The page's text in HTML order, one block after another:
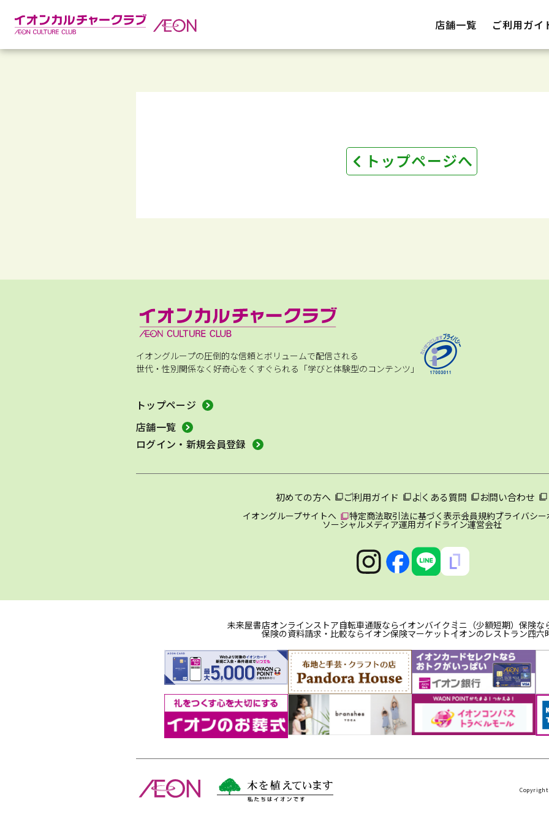
店舗一覧 ご利用ガイ
トップページへ
イオングループの圧倒的な信頼とボリュームで配信される
世代・性別関係なく好奇心をくすぐられる「学びと体験型のコンテンツ」
トップページ
店舗一覧
ログイン・新規会員登録
初めての方へ ご利用ガイド よくある質問 お問い合わせ
イオングループサイトへ 特定商法取引法に基づく表示会員規約プライバシ
ソーシャルメディア運用ガイドライン運営会社
未来屋書店オンラインストア自転車通販ならイオンバイク ミニ（少額短期）保険な
保険の資料請求・比較ならイオン保険マーケットイオンのレストラン四六
Copyright